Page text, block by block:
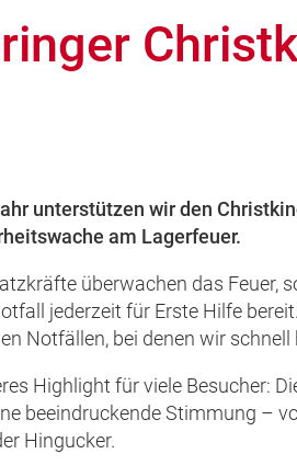
unterstützen wir den
am Lagerfeuer.
überwachen das Feuer,
jederzeit für Erste Hilfe
Notfällen, bei denen wir schnell
Highlight für viele Besucher:
beeindruckende Stimmung –
Hingucker.